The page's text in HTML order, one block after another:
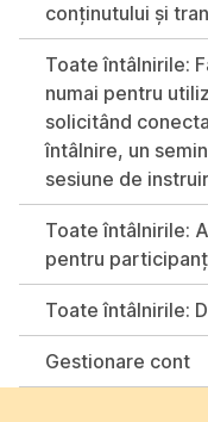
conținutului și
Toate întâlnirile:
numai pentru
solicitând
întâlnire, un
sesiune de
Toate întâlnirile:
pentru
Toate întâlnirile:
Gestionare cont